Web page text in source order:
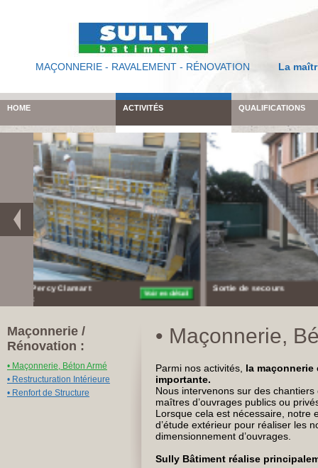
MAÇONNERIE - RAVALEMENT - RÉNOVATION La
HOME ACTIVITÉS QUALIFICATIONS
Escalier & ascenseur
Bois-Colombes
Maçonnerie /
Rénovation :
• Maçonnerie, Béton Armé
• Restructuration Intérieure
• Renfort de Structure
• Maçonnerie,
Parmi nos activités, la
importante.
Nous intervenons sur des
maîtres d’ouvrages publics ou
Lorsque cela est nécessaire, notre
d’étude extérieur pour réaliser les
dimensionnement d’ouvrages.
Sully Bâtiment réalise